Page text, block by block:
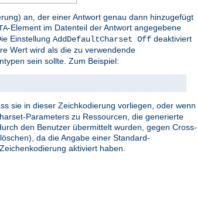
an, der einer Antwort genau dann hinzugefügt
-Element im Datenteil der Antwort angegebene
Einstellung AddDefaultCharset Off deaktiviert
Wert wird als die zu verwendende
sein sollte. Zum Beispiel:
sie in dieser Zeichkodierung vorliegen, oder wenn
Parameters zu Ressourcen, die generierte
den Benutzer übermittelt wurden, gegen Cross-
da die Angabe einer Standard-
aktiviert haben.